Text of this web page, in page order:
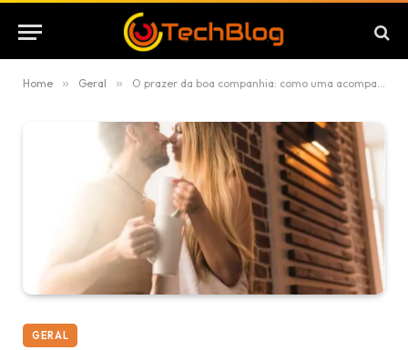
Home » Geral » O prazer da boa companhia: como uma acompanhante de luxo transforma seus momentos
GERAL